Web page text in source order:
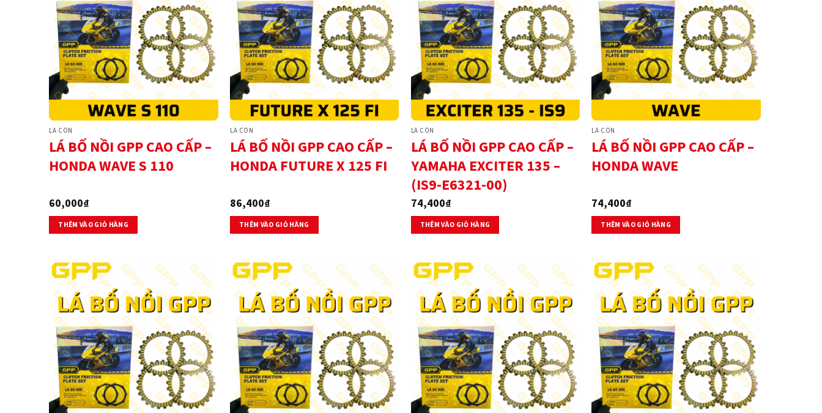
LÁ CÔN
LÁ BỐ NỒI GPP CAO CẤP –
HONDA WAVE S 110
60,000₫
THÊM VÀO GIỎ HÀNG
LÁ CÔN
LÁ BỐ NỒI GPP CAO CẤP –
HONDA FUTURE X 125 FI
86,400₫
THÊM VÀO GIỎ HÀNG
LÁ CÔN
LÁ BỐ NỒI GPP CAO CẤP –
YAMAHA EXCITER 135 –
(IS9-E6321-00)
74,400₫
THÊM VÀO GIỎ HÀNG
LÁ CÔN
LÁ BỐ NỒI GPP CAO CẤP –
HONDA WAVE
74,400₫
THÊM VÀO GIỎ HÀNG